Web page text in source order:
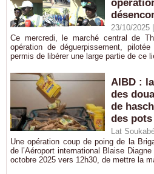
23/10/2025
Ce mercredi, le marché central de
opération de déguerpissement,
permis de libérer une large partie de ce
AIBD :
des
de
des
Lat
Une opération coup de poing de la
de l’Aéroport international Blaise
octobre 2025 vers 12h30, de mettre la